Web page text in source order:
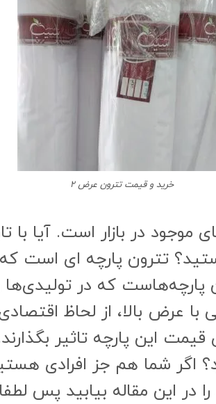
خرید و قیمت تترون عرض ۲
در بازار است. آیا با
تترون پارچه ای
پرفروش ترین پارچه‌هاست که در
با عرض بالا، از لحاظ
این پارچه تاثیر
اگر شما هم جز افرادی
در این مقاله بیابید پس